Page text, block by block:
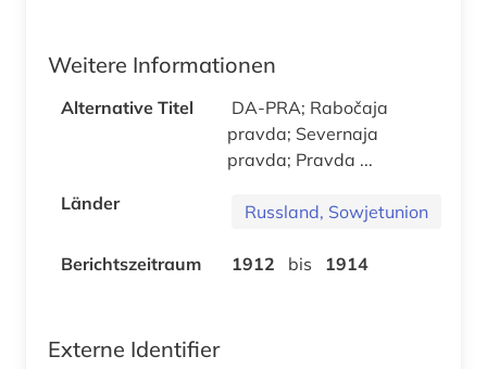
Weitere Informationen
Alternative Titel
DA-PRA; Rabočaja
pravda; Severnaja
pravda; Pravda ...
Länder
Russland, Sowjetunion
Berichtszeitraum 1912 bis 1914
Externe Identifier